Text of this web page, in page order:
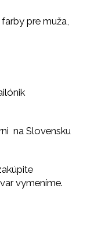
pre muža,
na Slovensku
vymeníme.